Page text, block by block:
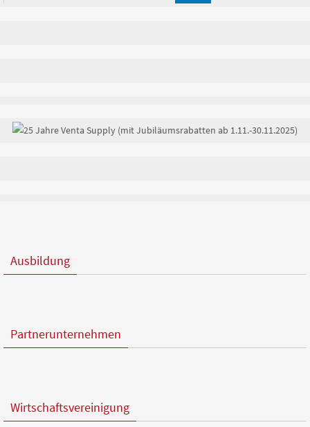
Ausbildung
Partnerunternehmen
Wirtschaftsvereinigung